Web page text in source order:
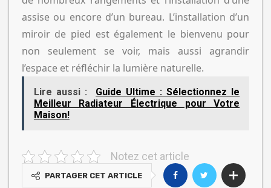
assise ou encore d’un bureau. L’installation d’un
miroir de pied est également le bienvenu pour
non seulement se voir, mais aussi agrandir
l’espace et réfléchir la lumière naturelle.
Lire aussi :
Guide Ultime : Sélectionnez le
Meilleur Radiateur Électrique pour Votre
Maison!
Notez cet article
PARTAGER CET ARTICLE